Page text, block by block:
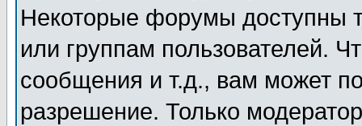
Некоторые форумы доступны
или группам пользователей.
сообщения и т.д., вам может
разрешение. Только